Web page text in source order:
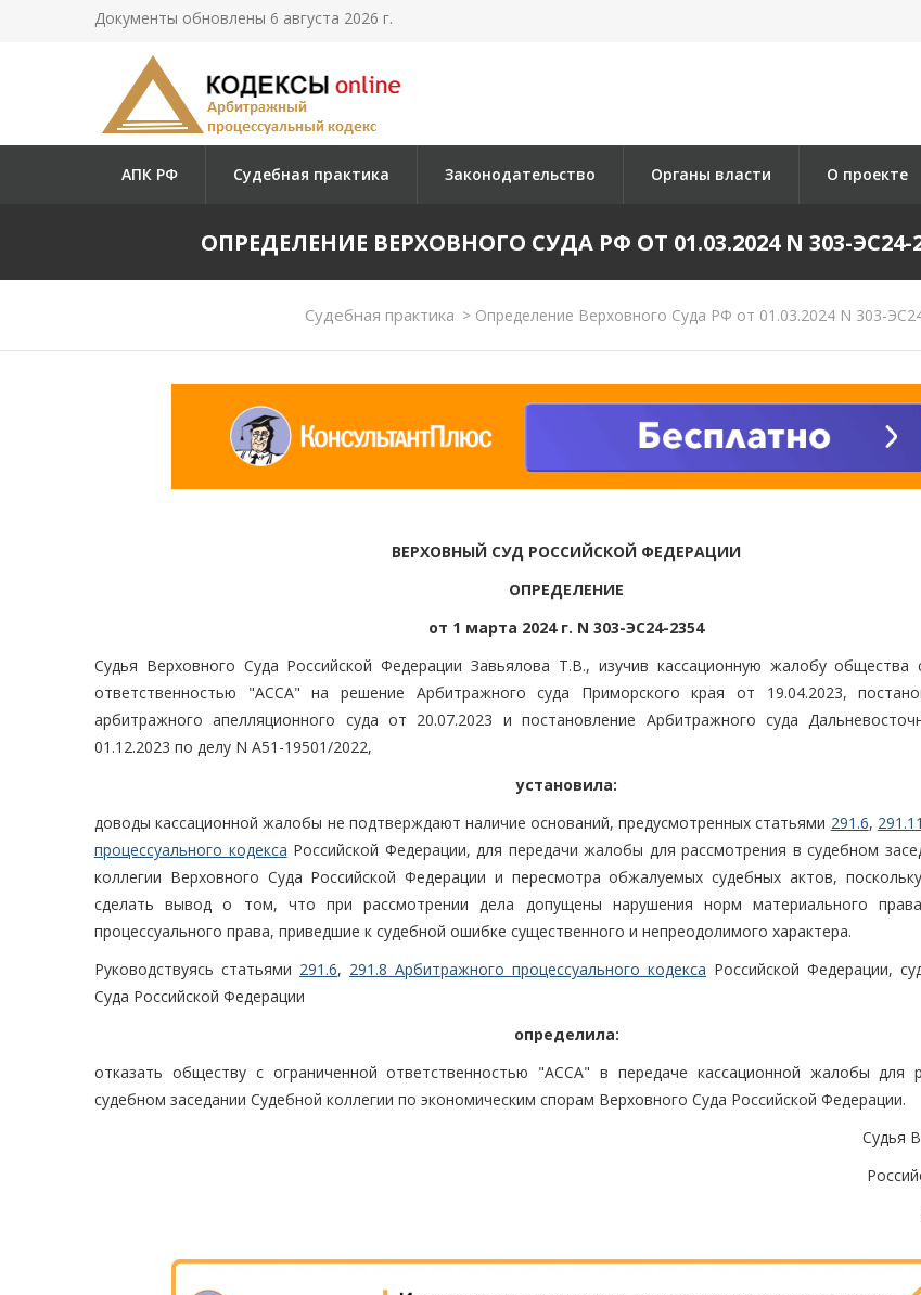
Документы обновлены 6 августа 2026 г.
АПК РФ Судебная практика Законодательство Органы власти О проекте
ОПРЕДЕЛЕНИЕ ВЕРХОВНОГО СУДА РФ ОТ 01.03.2024 N 303-ЭС24-
Судебная практика >Определение Верховного Суда РФ от 01.03.2024 N 303-
ВЕРХОВНЫЙ СУД РОССИЙСКОЙ ФЕДЕРАЦИИ
ОПРЕДЕЛЕНИЕ
от 1 марта 2024 г. N 303-ЭС24-2354
Судья Верховного Суда Российской Федерации Завьялова Т.В., изучив кассационную жалобу общества
ответственностью "АССА" на решение Арбитражного суда Приморского края от 19.04.2023,
арбитражного апелляционного суда от 20.07.2023 и постановление Арбитражного суда
01.12.2023 по делу N А51-19501/2022,
установила:
доводы кассационной жалобы не подтверждают наличие оснований, предусмотренных статьями 291.6,
процессуального кодекса Российской Федерации, для передачи жалобы для рассмотрения в судебном
коллегии Верховного Суда Российской Федерации и пересмотра обжалуемых судебных актов,
сделать вывод о том, что при рассмотрении дела допущены нарушения норм материального
процессуального права, приведшие к судебной ошибке существенного и непреодолимого характера.
Руководствуясь статьями 291.6, 291.8 Арбитражного процессуального кодекса Российской Федерации,
Суда Российской Федерации
определила:
отказать обществу с ограниченной ответственностью "АССА" в передаче кассационной жалобы для
судебном заседании Судебной коллегии по экономическим спорам Верховного Суда Российской Федерации.
Судья